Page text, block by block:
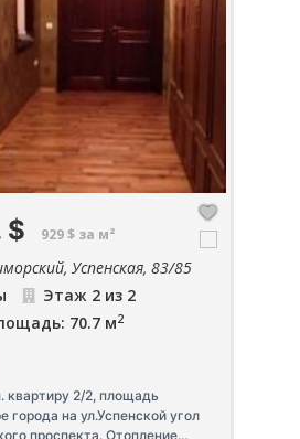
$ 929 $ за м²
Успенская, 83/85
Этаж 2 из 2
70.7 м2
квартиру 2/2, площадь
города на ул.Успенской угол
проспекта. Отопление